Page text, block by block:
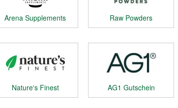
Arena Supplements
Gutschein
Raw Powders
Gutschein
Nature's Finest
Gutschein
AG1 Gutschein